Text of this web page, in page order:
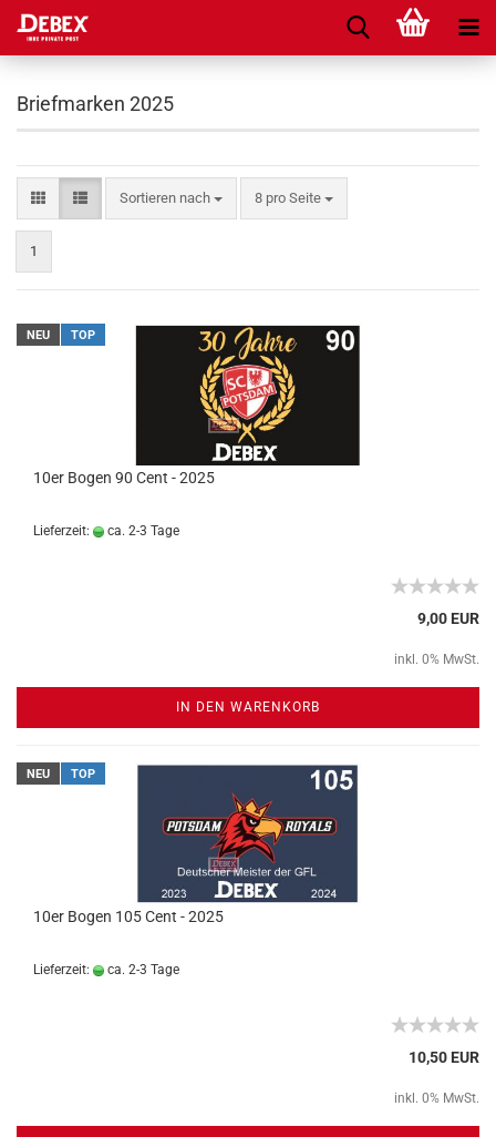
Briefmarken 2025
Sortieren nach 8 pro Seite
1
NEU TOP
10er Bogen 90 Cent - 2025
Lieferzeit: ca. 2-3 Tage
9,00 EUR
inkl. 0% MwSt.
IN DEN WARENKORB
NEU TOP
10er Bogen 105 Cent - 2025
Lieferzeit: ca. 2-3 Tage
10,50 EUR
inkl. 0% MwSt.